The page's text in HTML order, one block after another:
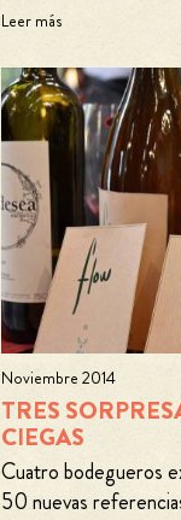
Leer más
Noviembre 2014
TRES
CIEGAS
Cuatro bodegueros
50 nuevas